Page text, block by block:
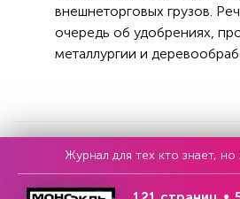
внешнеторговых грузов.
очередь об удобрениях,
металлургии и
РекламаЖурнал для тех кто знает,